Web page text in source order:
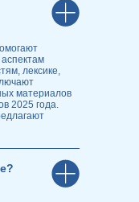
лексике,
материалов
2025 года.